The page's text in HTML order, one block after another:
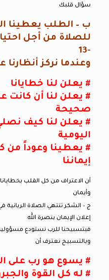
سؤال قلبك
ب – الطلب يعطينا
-13
وعندما نركز
# يعلن لنا خطايانا
# يعلن لنا أن كانت
صحيحة
# يعلن لنا كيف
اليومية
# يعطينا وعوداً من
إيماننا
أن الاعتراف من كل القلب
وأيمان
ج – الشكر تنتهي الصلاة الربانية
إعلان الإيمان بنصرة الله
فبتسبيحنا للرب نستودع
وبالتسبيح نعترف أن
# يسوع هو رب على
# له كل القوة